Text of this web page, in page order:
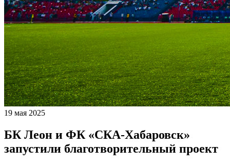
19 мая 2025
БК Леон и ФК «СКА-Хабаровск»
запустили благотворительный проект